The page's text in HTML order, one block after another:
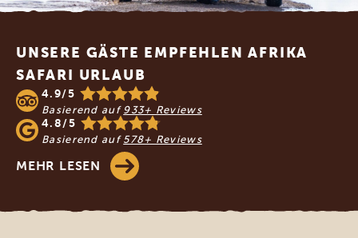
Footer
UNSERE GÄSTE EMPFEHLEN AFRIKA
SAFARI URLAUB
4.9/5
Basierend auf 933+ Reviews
4.8/5
Basierend auf 578+ Reviews
MEHR LESEN